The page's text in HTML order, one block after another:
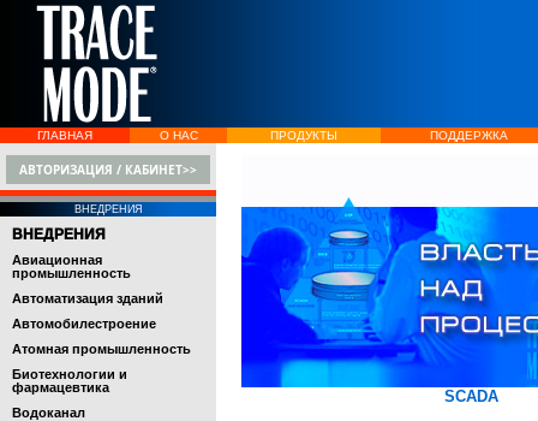
ГЛАВНАЯ О НАС ПРОДУКТЫ ПОДДЕРЖКА
АВТОРИЗАЦИЯ / КАБИНЕТ>>
ВНЕДРЕНИЯ
ВНЕДРЕНИЯ
Авиационная
промышленность
Автоматизация зданий
Автомобилестроение
Атомная промышленность
Биотехнологии и
фармацевтика
Водоканал
SCADA